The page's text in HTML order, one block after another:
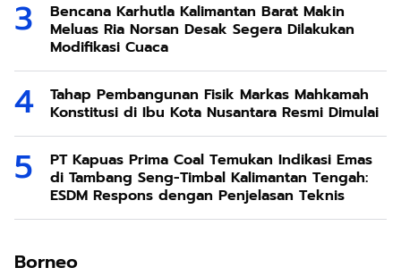
Bencana Karhutla Kalimantan Barat Makin
Meluas Ria Norsan Desak Segera Dilakukan
Modifikasi Cuaca
Tahap Pembangunan Fisik Markas Mahkamah
Konstitusi di Ibu Kota Nusantara Resmi Dimulai
PT Kapuas Prima Coal Temukan Indikasi Emas
di Tambang Seng-Timbal Kalimantan Tengah:
ESDM Respons dengan Penjelasan Teknis
Borneo